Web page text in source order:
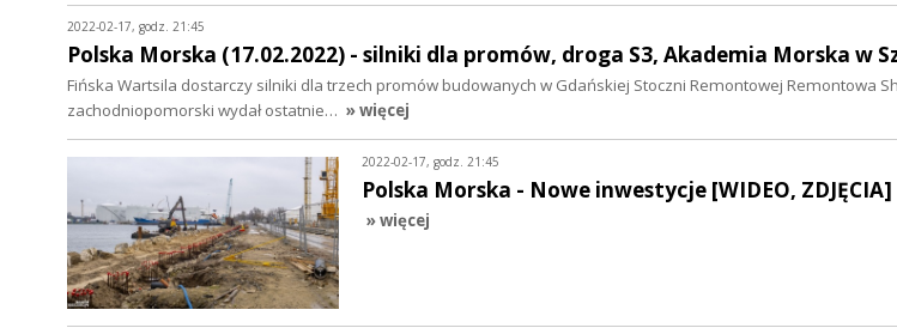
2022-02-17, godz. 21:45
Polska Morska (17.02.2022) - silniki dla promów, droga S3, Akademia Morska w
Fińska Wartsila dostarczy silniki dla trzech promów budowanych w Gdańskiej Stoczni Remontowej Remontowa
zachodniopomorski wydał ostatnie… » więcej
2022-02-17, godz. 21:45
Polska Morska - Nowe inwestycje [WIDEO, ZDJĘCIA]
» więcej